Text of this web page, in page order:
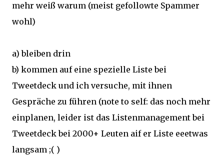
mehr weiß warum (meist gefollowte Spammer
wohl)
a) bleiben drin
b) kommen auf eine spezielle Liste bei
Tweetdeck und ich versuche, mit ihnen
Gespräche zu führen (note to self: das noch mehr
einplanen, leider ist das Listenmanagement bei
Tweetdeck bei 2000+ Leuten aif er Liste eeetwas
langsam ;( )